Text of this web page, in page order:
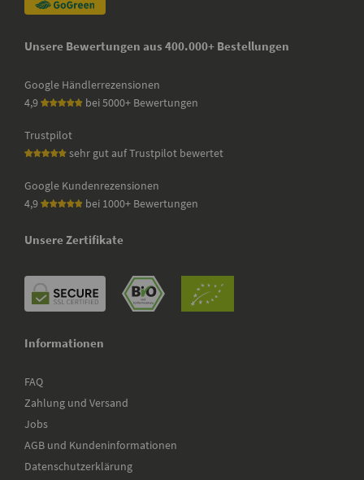
Unsere Bewertungen aus 400.000+ Bestellungen
Google Händlerrezensionen
4,9
bei 5000+ Bewertungen
Trustpilot
sehr gut auf Trustpilot bewertet
Google Kundenrezensionen
4,9
bei 1000+ Bewertungen
Unsere Zertifikate
Informationen
FAQ
Zahlung und Versand
Jobs
AGB und Kundeninformationen
Datenschutzerklärung